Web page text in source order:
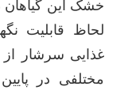
خشک این گیاهان
لحاظ قابلیت
غذایی سرشار از
مختلفی در